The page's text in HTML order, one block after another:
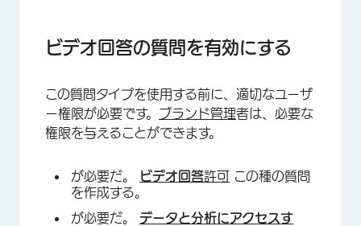
ビデオ回答の質問を有効にする
この質問タイプを使用する前に、適切なユーザ
ー権限が必要です。 ブランド管理者は、必要な
権限を与えることができます。
が必要だ。 ビデオ回答許可
この種の質問
を作成する。
が必要だ。 データと分析にアクセスす